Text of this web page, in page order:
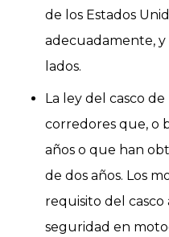
de los Estados
adecuadamente, y
lados.
La ley del casco
corredores que, o
años o que han
de dos años. Los
requisito del
seguridad en